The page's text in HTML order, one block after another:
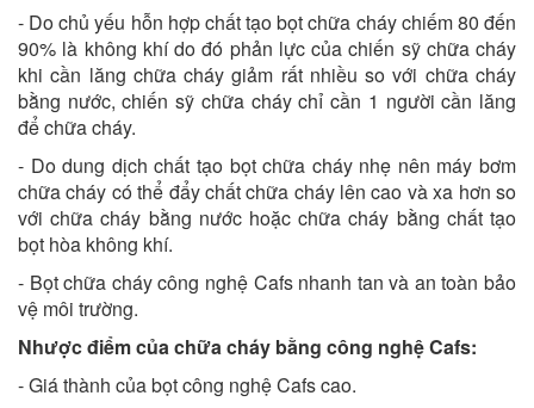
- Do chủ yếu hỗn hợp chất tạo bọt chữa cháy chiếm 80 đến
90% là không khí do đó phản lực của chiến sỹ chữa cháy
khi cần lăng chữa cháy giảm rất nhiều so với chữa cháy
bằng nước, chiến sỹ chữa cháy chỉ cần 1 người cần lăng
để chữa cháy.
- Do dung dịch chất tạo bọt chữa cháy nhẹ nên máy bơm
chữa cháy có thể đẩy chất chữa cháy lên cao và xa hơn so
với chữa cháy bằng nước hoặc chữa cháy bằng chất tạo
bọt hòa không khí.
- Bọt chữa cháy công nghệ Cafs nhanh tan và an toàn bảo
vệ môi trường.
Nhược điểm của chữa cháy bằng công nghệ Cafs:
- Giá thành của bọt công nghệ Cafs cao.